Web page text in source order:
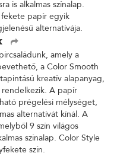
is alkalmas színalap.
papír egyik
alternatívája.
amely a
a Color Smooth
kreatív alapanyag,
A papír
prégelési mélységet,
alternatívát kínál. A
9 szín világos
színalap. Color Style
szín.